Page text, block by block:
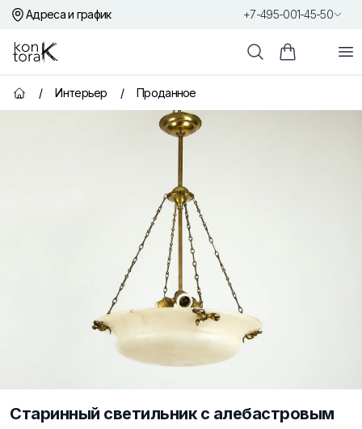
Адреса и график +7-495-001-45-50
Контора К
ПоискКорзина
Главная страница
/ Интерьер / Проданное
Старинный светильник с алебастровым